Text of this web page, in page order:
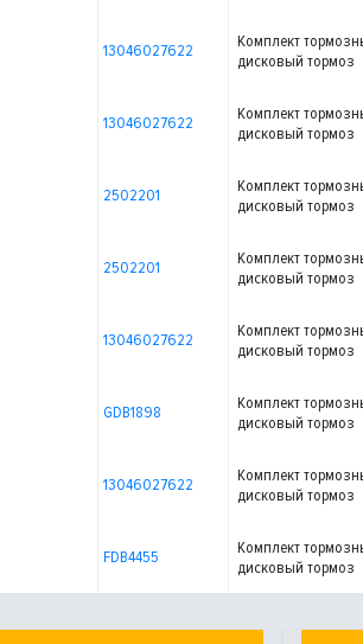
13046027622
Комплект
дисковый тормоз
13046027622
Комплект
дисковый тормоз
2502201
Комплект
дисковый тормоз
2502201
Комплект
дисковый тормоз
13046027622
Комплект
дисковый тормоз
GDB1898
Комплект
дисковый тормоз
13046027622
Комплект
дисковый тормоз
FDB4455
Комплект
дисковый тормоз